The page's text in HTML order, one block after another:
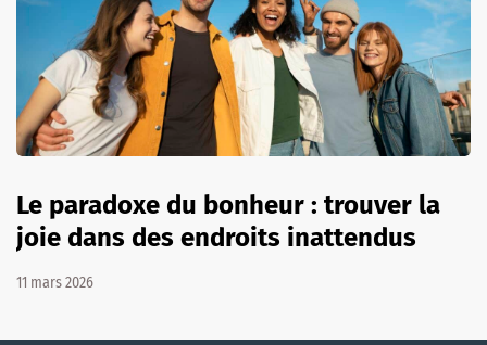
Le paradoxe du bonheur : trouver la
joie dans des endroits inattendus
11 mars 2026